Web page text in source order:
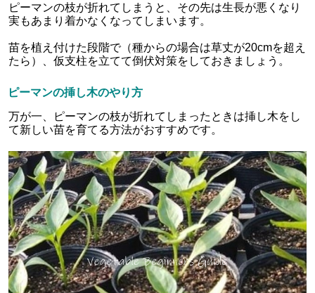
ピーマンの枝が折れてしまうと、その先は生長が悪くなり
実もあまり着かなくなってしまいます。
苗を植え付けた段階で（種からの場合は草丈が20cmを超え
たら）、仮支柱を立てて倒伏対策をしておきましょう。
ピーマンの挿し木のやり方
万が一、ピーマンの枝が折れてしまったときは挿し木をし
て新しい苗を育てる方法がおすすめです。